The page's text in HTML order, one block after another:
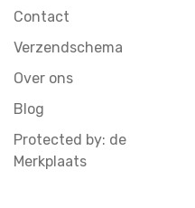
Contact
Verzendschema
Over ons
Blog
Protected by: de
Merkplaats